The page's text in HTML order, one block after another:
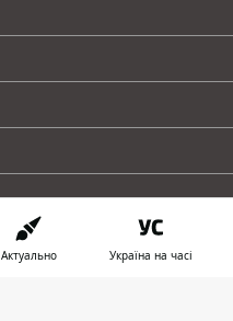
Актуально Україна на часі